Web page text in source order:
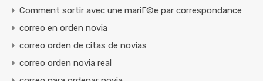
Comment sortir avec une mariГ©e par correspondance
correo en orden novia
correo orden de citas de novias
correo orden novia real